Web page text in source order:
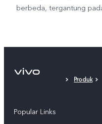
berbeda, tergantung
Produk
Popular Links